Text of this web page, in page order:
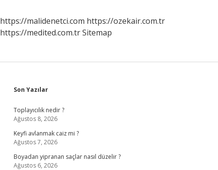
https://malidenetci.com https://ozekair.com.tr
https://medited.com.trSitemap
Sidebar
Son Yazılar
Toplayıcılık nedir ?
Ağustos 8, 2026
Keyfi avlanmak caiz mi ?
Ağustos 7, 2026
Boyadan yipranan saçlar nasıl düzelir ?
Ağustos 6, 2026